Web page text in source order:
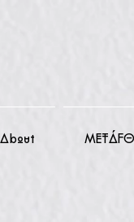
About